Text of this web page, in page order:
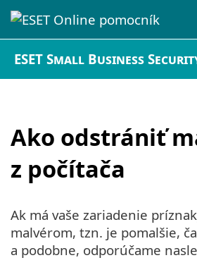
ESET Small Business
Ako odstrániť
z počítača
Ak má vaše zariadenie
malvérom, tzn. je pomalšie,
a podobne, odporúčame